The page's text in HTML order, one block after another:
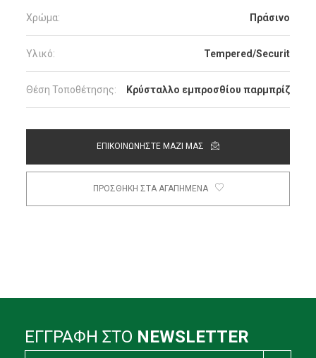
Χρώμα: Πράσινο
Υλικό: Tempered/Securit
Θέση Τοποθέτησης: Κρύσταλλο εμπροσθίου παρμπρίζ
ΕΠΙΚΟΙΝΩΝΗΣΤΕ ΜΑΖΙ ΜΑΣ
ΠΡΟΣΘΗΚΗ ΣΤΑ ΑΓΑΠΗΜΕΝΑ
ΕΓΓΡΑΦΗ ΣΤΟ NEWSLETTER